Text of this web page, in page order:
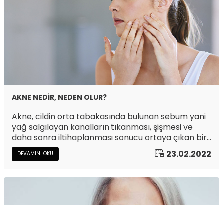
AKNE NEDİR, NEDEN OLUR?
Akne, cildin orta tabakasında bulunan sebum yani
yağ salgılayan kanalların tıkanması, şişmesi ve
daha sonra iltihaplanması sonucu ortaya çıkan bir
cilt durumudur. Deride artan yağ salgısı ve
gözeneklerin tıkanması sonucu siyah
komedonlar, bakteriler tarafından istila edilir ve
ciltte kabarık kırmızı ve iltihabi şişlikler oluşur. Aşırı
büyük olanlar deride iz bırakabilirler. Akne
DEVAMINI OKU 23.02.2022